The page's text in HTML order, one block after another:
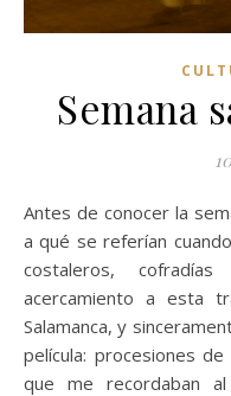
Semana
Antes de conocer la semana santa española, no tenía idea
a qué se referían
costaleros,
acercamiento a esta
Salamanca, y
película: procesiones
que me recordaban